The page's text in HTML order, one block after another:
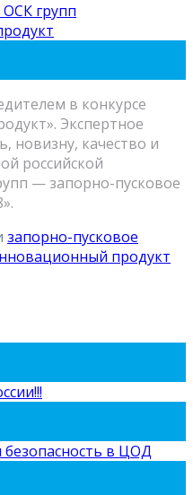
групп
в конкурсе
Экспертное
новизну, качество и
российской
— запорно-пусковое
запорно-пусковое
продукт
в ЦОД